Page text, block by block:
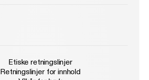
Etiske retningslinjer
Retningslinjer for innhold